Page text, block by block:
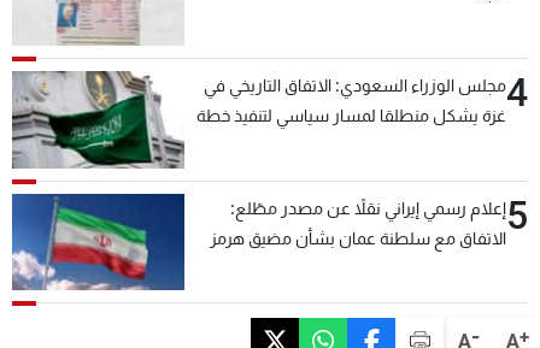
A+
A-
4مجلس الوزراء السعودي: الاتفاق التاريخي في
غزة يشكل منطلقا لمسار سياسي لتنفيذ خطة
5إعلام رسمي إيراني نقلاً عن مصدر مطّلع:
الاتفاق مع سلطنة عمان بشأن مضيق هرمز